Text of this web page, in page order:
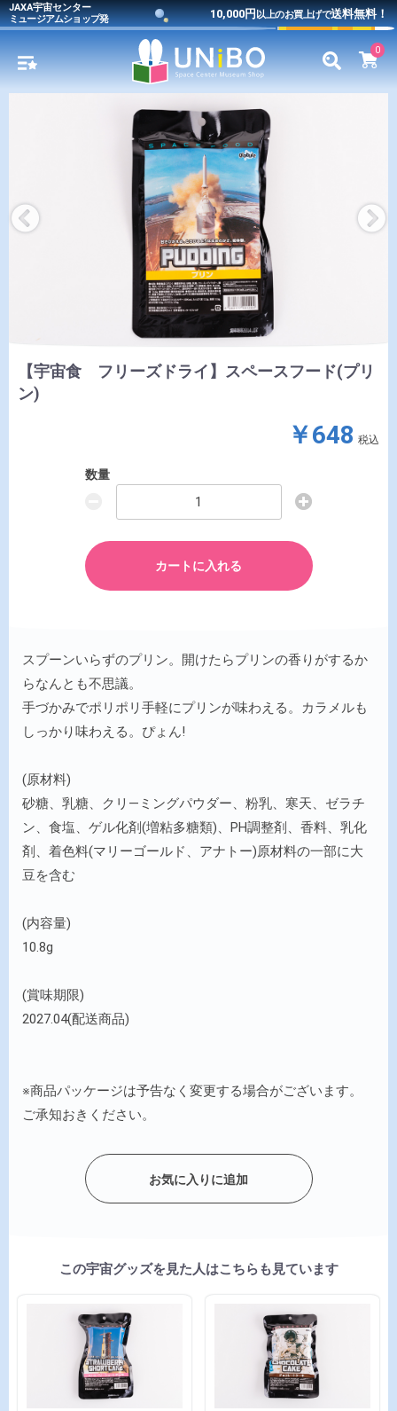
JAXA宇宙センター
ミュージアムショップ発
10,000円以上のお買上げで送料無料！
0
【宇宙食 フリーズドライ】スペースフード(プリ
ン)
￥648 税込
数量
カートに入れる
スプーンいらずのプリン。開けたらプリンの香りがするか
らなんとも不思議。
手づかみでポリポリ手軽にプリンが味わえる。カラメルも
しっかり味わえる。ぴょん!
(原材料)
砂糖、乳糖、クリ―ミングパウダー、粉乳、寒天、ゼラチ
ン、食塩、ゲル化剤(増粘多糖類)、PH調整剤、香料、乳化
剤、着色料(マリーゴールド、アナトー)原材料の一部に大
豆を含む
(内容量)
10.8g
(賞味期限)
2027.04(配送商品)
※商品パッケージは予告なく変更する場合がございます。
ご承知おきください。
お気に入りに追加
この宇宙グッズを見た人はこちらも見ています